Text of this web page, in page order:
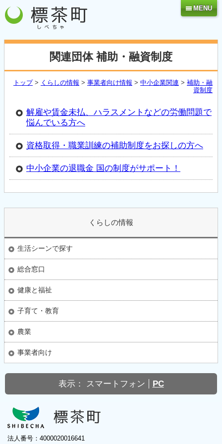
MENU
関連団体 補助・融資制度
トップ> くらしの情報 > 事業者向け情報 > 中小企業関連 > 補助・融
資制度
解雇や賃金未払、ハラスメントなどの労働問題で
悩んでいる方へ
資格取得・職業訓練の補助制度をお探しの方へ
中小企業の退職金 国の制度がサポート！
くらしの情報
生活シーンで探す
総合窓口
健康と福祉
子育て・教育
農業
事業者向け
表示： スマートフォン PC
法人番号：4000020016641